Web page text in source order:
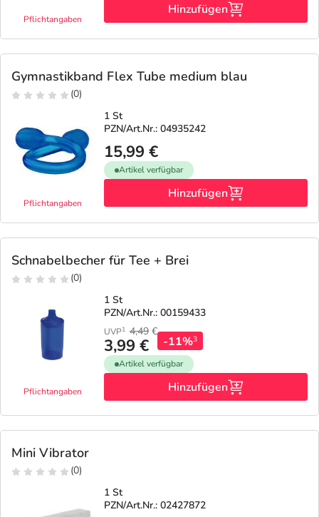
Pflichtangaben
Hinzufügen
Gymnastikband Flex Tube medium blau
(0)
Pflichtangaben
1 St
PZN/Art.Nr.: 04935242
15,99 €
Artikel verfügbar
Hinzufügen
Schnabelbecher für Tee + Brei
(0)
Pflichtangaben
1 St
PZN/Art.Nr.: 00159433
UVP1 4,49 €
3,99 € -11%3
Artikel verfügbar
Hinzufügen
Mini Vibrator
(0)
1 St
PZN/Art.Nr.: 02427872